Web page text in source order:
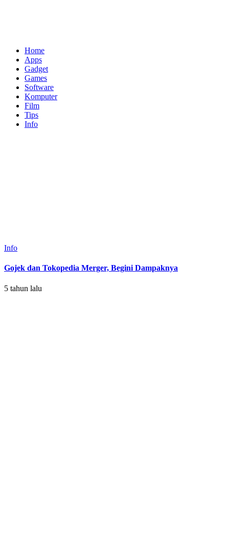
Home
Apps
Gadget
Games
Software
Komputer
Film
Tips
Info
Info
Gojek dan Tokopedia Merger, Begini Dampaknya
5 tahun lalu